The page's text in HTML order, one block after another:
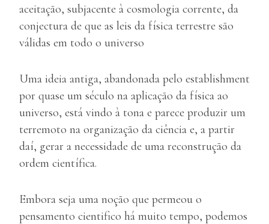
aceitação, subjacente à cosmologia corrente, da
conjectura de que as leis da física terrestre são
válidas em todo o universo
Uma ideia antiga, abandonada pelo establishment
por quase um século na aplicação da física ao
universo, está vindo à tona e parece produzir um
terremoto na organização da ciência e, a partir
daí, gerar a necessidade de uma reconstrução da
ordem científica.
Embora seja uma noção que permeou o
pensamento cientifico há muito tempo, podemos